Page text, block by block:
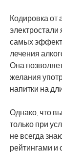
Кодировка от
электростали
самых
лечения
Она
желания
напитки на
Однако, что
только при
не всегда
рейтингами и